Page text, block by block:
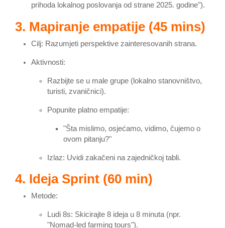
prihoda lokalnog poslovanja od strane 2025. godine").
3. Mapiranje empatije (45 mins)
Cilj: Razumjeti perspektive zainteresovanih strana.
Aktivnosti:
Razbijte se u male grupe (lokalno stanovništvo,
turisti, zvaničnici).
Popunite platno empatije:
"Šta mislimo, osjećamo, vidimo, čujemo o
ovom pitanju?"
Izlaz: Uvidi zakačeni na zajedničkoj tabli.
4. Ideja Sprint (60 min)
Metode:
Ludi 8s: Skicirajte 8 ideja u 8 minuta (npr.
"Nomad-led farming tours").